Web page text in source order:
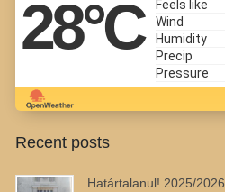
28°C
Feels like
Wind
Humidity
Precip
Pressure
Recent posts
Határtalanul! 2025/2026